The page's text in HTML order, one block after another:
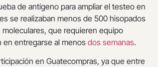
de antígeno para ampliar el testeo en
se realizaban menos de 500 hisopados
que requieren equipo
en entregarse al menos dos semanas.
en Guatecompras, ya que entre